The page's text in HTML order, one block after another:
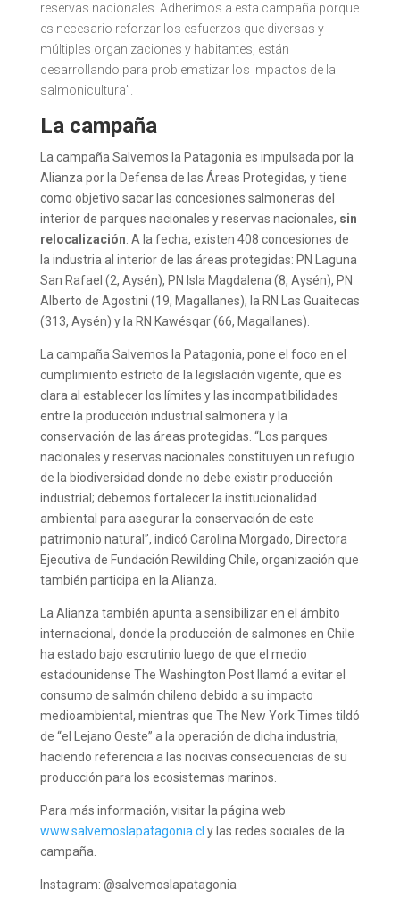
reservas nacionales. Adherimos a esta campaña porque
es necesario reforzar los esfuerzos que diversas y
múltiples organizaciones y habitantes, están
desarrollando para problematizar los impactos de la
salmonicultura”.
La campaña
La campaña Salvemos la Patagonia es impulsada por la
Alianza por la Defensa de las Áreas Protegidas, y tiene
como objetivo sacar las concesiones salmoneras del
interior de parques nacionales y reservas nacionales, sin
relocalización. A la fecha, existen 408 concesiones de
la industria al interior de las áreas protegidas: PN Laguna
San Rafael (2, Aysén), PN Isla Magdalena (8, Aysén), PN
Alberto de Agostini (19, Magallanes), la RN Las Guaitecas
(313, Aysén) y la RN Kawésqar (66, Magallanes).
La campaña Salvemos la Patagonia, pone el foco en el
cumplimiento estricto de la legislación vigente, que es
clara al establecer los límites y las incompatibilidades
entre la producción industrial salmonera y la
conservación de las áreas protegidas. “Los parques
nacionales y reservas nacionales constituyen un refugio
de la biodiversidad donde no debe existir producción
industrial; debemos fortalecer la institucionalidad
ambiental para asegurar la conservación de este
patrimonio natural”, indicó Carolina Morgado, Directora
Ejecutiva de Fundación Rewilding Chile, organización que
también participa en la Alianza.
La Alianza también apunta a sensibilizar en el ámbito
internacional, donde la producción de salmones en Chile
ha estado bajo escrutinio luego de que el medio
estadounidense The Washington Post llamó a evitar el
consumo de salmón chileno debido a su impacto
medioambiental, mientras que The New York Times tildó
de “el Lejano Oeste” a la operación de dicha industria,
haciendo referencia a las nocivas consecuencias de su
producción para los ecosistemas marinos.
Para más información, visitar la página web
www.salvemoslapatagonia.cl y las redes sociales de la
campaña.
Instagram: @salvemoslapatagonia